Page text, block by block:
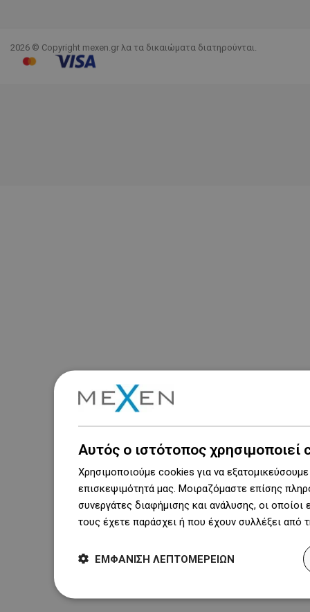
2026 © Copyright mexen.gr λα τα δικαιώματα διατηρούνται.
Αυτός ο ιστότοπος χρησιμοποιεί
Χρησιμοποιούμε cookies για να
επισκεψιμότητά μας. Μοιραζόμαστε επίσης
συνεργάτες διαφήμισης και ανάλυσης, οι
τους έχετε παράσχει ή που έχουν συλλέξει
ΕΜΦΆΝΙΣΗ ΛΕΠΤΟΜΕΡΕΙΏΝ